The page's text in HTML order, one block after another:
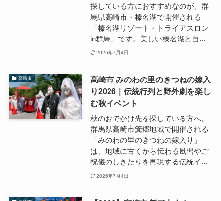
探している方におすすめなのが、群
馬県高崎市・榛名湖で開催される
「榛名湖リゾート・トライアスロン
in群馬」です。美しい榛名湖と自...
2026年7月4日
高崎市
高崎市 みのわの里のきつねの嫁入
り2026｜伝統行列と野外劇を楽し
む秋イベント
秋のおでかけ先を探している方へ。
群馬県高崎市箕郷地域で開催される
「みのわの里のきつねの嫁入り」
は、地域に古くから伝わる風習やご
祝儀のしきたりを再現する伝統イ...
2026年7月4日